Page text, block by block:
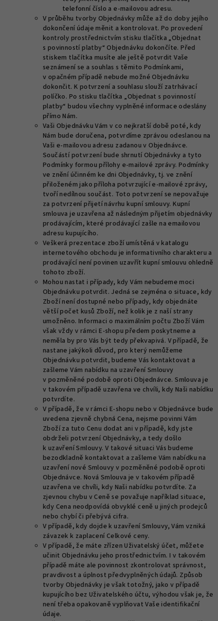
telefonní číslo a e-mailovou adresu.
V průběhu tvorby Objednávky může až do doby jejího
dokončení údaje měnit a kontrolovat. Po provedení
kontroly prostřednictvím stisku tlačítka „Objednat
s povinností platby“ Objednávku dokončíte. Před
stiskem tlačítka musíte ale ještě potvrdit Vaše
seznámení se a souhlas s těmito Podmínkami,
v opačném případě nebude možné Objednávku
dokončit. K potvrzení a souhlasu slouží zatrhávací
políčko. Po stisku tlačítka „Objednat s povinností
platby“ budou všechny vyplněné informace odeslány
přímo Nám.
Vaši Objednávku Vám v co nejkratší době poté, kdy
Nám bude doručena, potvrdíme zprávou odeslanou na
Vaši e-mailovou adresu zadanou v Objednávce.
Součástí potvrzení bude shrnutí Objednávky a tyto
Podmínky formou přílohy e-mailové zprávy. Podmínky
ve znění účinném ke dni Objednávky, tj. ve znění
přiloženém jako příloha potvrzující e-mailové zprávy,
tvoří nedílnou součást. Toto potvrzení se nepovažuje
za potvrzení přijetí návrhu kupní smlouvy. Kupní
smlouva je uzavřena až následným přijetím objednávky
prodávajícím, které prodávající zašle na emailovou
adresu kupujícího.
Veškerá prezentace zboží umístěná v katalogu
internetového obchodu je informativního charakteru a
prodávající není povinen uzavřít kupní smlouvu ohledně
tohoto zboží.
Mohou nastat i případy, kdy Vám nebudeme moci
Objednávku potvrdit. Jedná se zejména o situace, kdy
Zboží není dostupné nebo případy, kdy objednáte
větší počet kusů Zboží, než kolik je z naší strany
umožněno. Informaci o maximálním počtu Zboží Vám
však vždy v rámci E-shopu předem poskytneme a
neměla by pro Vás být tedy překvapivá. V případě, že
nastane jakýkoli důvod, pro který nemůžeme
Objednávku potvrdit, budeme Vás kontaktovat a
zašleme Vám nabídku na uzavření Smlouvy
v pozměněné podobě oproti Objednávce. Smlouva je
v takovém případě uzavřena ve chvíli, kdy Naši nabídku
potvrdíte.
V případě, že v rámci E-shopu nebo v Objednávce bude
uvedena zjevně chybná Cena, nejsme povinni Vám
Zboží za tuto Cenu dodat ani v případě, kdy jste
obdrželi potvrzení Objednávky, a tedy došlo
k uzavření Smlouvy. V takové situaci Vás budeme
bezodkladně kontaktovat a zašleme Vám nabídku na
uzavření nové Smlouvy v pozměněné podobě oproti
Objednávce. Nová Smlouva je v takovém případě
uzavřena ve chvíli, kdy Naši nabídku potvrdíte. Za
zjevnou chybu v Ceně se považuje například situace,
kdy Cena neodpovídá obvyklé ceně u jiných prodejců
nebo chybí či přebývá cifra.
V případě, kdy dojde k uzavření Smlouvy, Vám vzniká
závazek k zaplacení Celkové ceny.
V případě, že máte zřízen Uživatelský účet, můžete
učinit Objednávku jeho prostřednictvím. I v takovém
případě máte ale povinnost zkontrolovat správnost,
pravdivost a úplnost předvyplněných údajů. Způsob
tvorby Objednávky je však totožný, jako v případě
kupujícího bez Uživatelského účtu, výhodou však je, že
není třeba opakovaně vyplňovat Vaše identifikační
údaje.